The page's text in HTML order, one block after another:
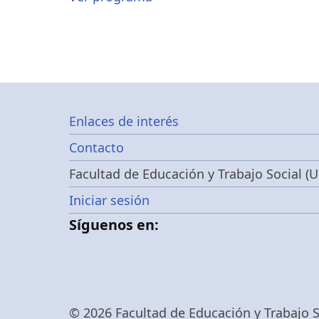
Footer
menu
Enlaces de interés
Contacto
Facultad de Educación y Trabajo Social
Menú
de
Iniciar sesión
Síguenos en:
© 2026 Facultad de Educación y Trabajo